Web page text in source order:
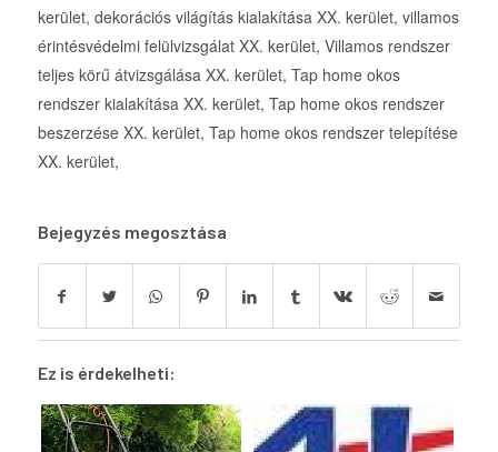
Bejegyzés megosztása
Ez is érdekelheti: